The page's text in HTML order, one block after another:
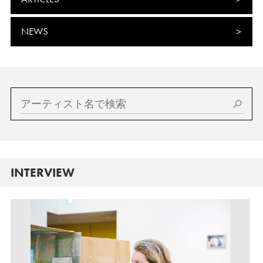
NEWS
INTERVIEW